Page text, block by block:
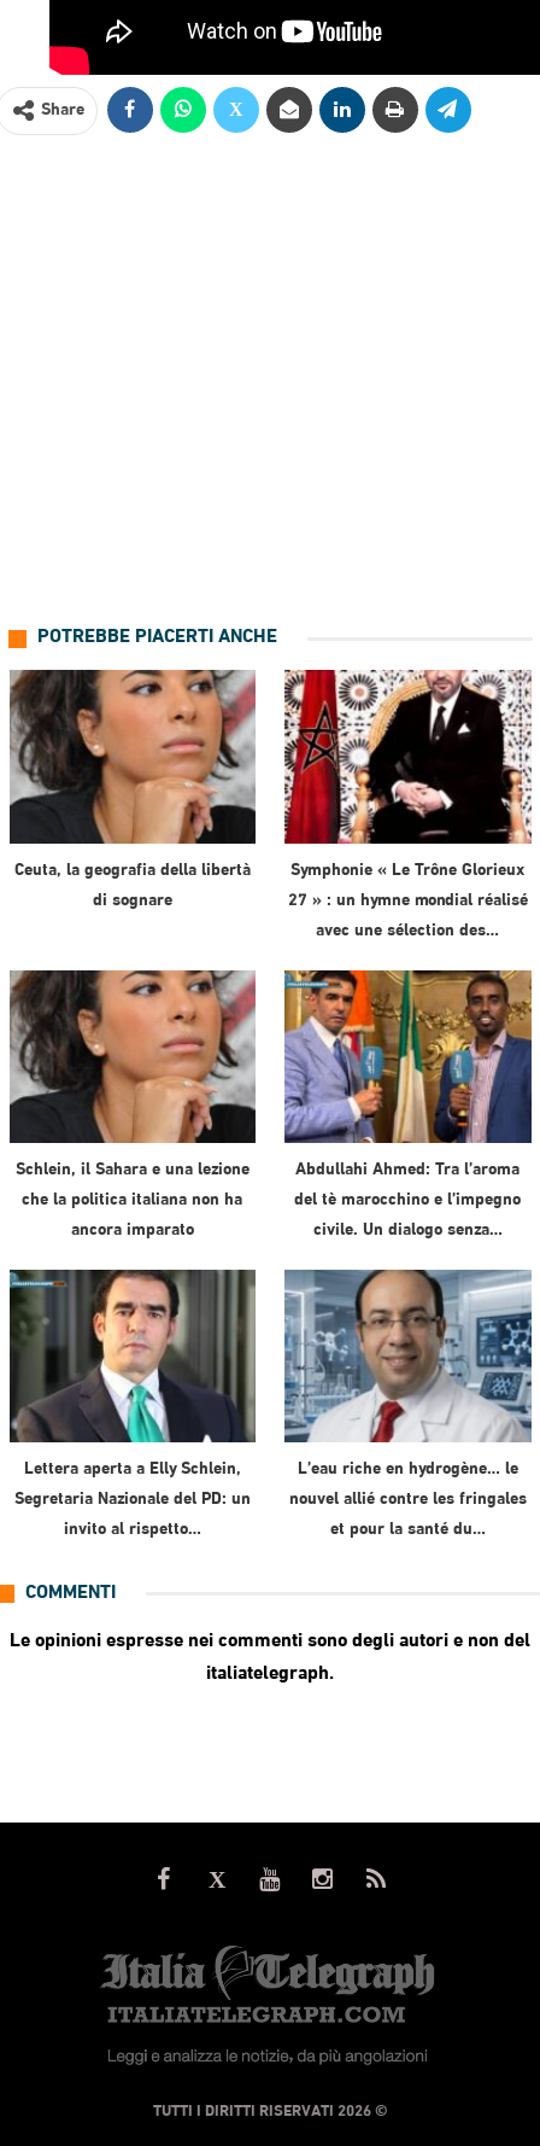
Share
POTREBBE PIACERTI ANCHE
Ceuta, la geografia della libertà
di sognare
Symphonie « Le Trône Glorieux
27 » : un hymne mondial réalisé
avec une sélection des…
Schlein, il Sahara e una lezione
che la politica italiana non ha
ancora imparato
Abdullahi Ahmed: Tra l’aroma
del tè marocchino e l’impegno
civile. Un dialogo senza…
Lettera aperta a Elly Schlein,
Segretaria Nazionale del PD: un
invito al rispetto…
L’eau riche en hydrogène… le
nouvel allié contre les fringales
et pour la santé du…
COMMENTI
Le opinioni espresse nei commenti sono degli autori e non del
italiatelegraph.
© TUTTI I DIRITTI RISERVATI 2026